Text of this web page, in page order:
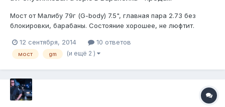
Мост от Малибу 79г (G-body) 7.5", главная пара 2.73 без
блокировки, барабаны. Состояние хорошее, не люфтит.
body с хорошими неразболтанными шаровыми, рулевой
редуктор с ГУР и трапецией, главный тормозной с колдуном
12 сентября, 2014 10 ответов
мост gm (и ещё 2 )